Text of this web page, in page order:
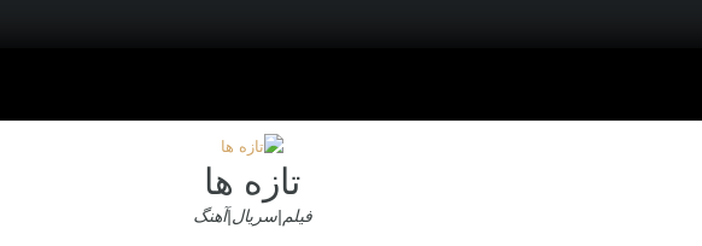
تازه ها
فیلم|سریال|آهنگ